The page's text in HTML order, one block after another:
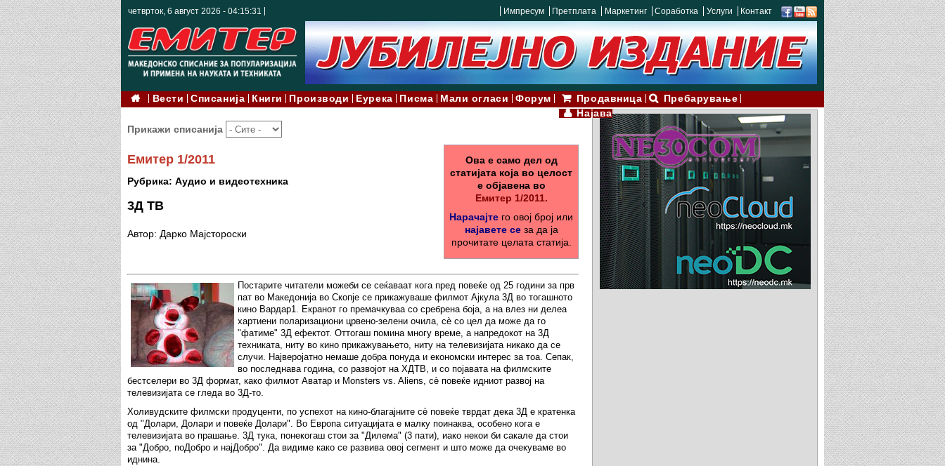
четврток, 6 август 2026 - 04:15:33 Импресум Претплата Маркетинг Соработка Услуги Контакт
Вести Списанија Книги Производи Еурека Писма Мали огласи Форум Продавница
Пребарување
Најава
Прикажи списанија
Емитер 1/2011
Рубрика: Аудио и видеотехника
3Д ТВ
Автор: Дарко Мајстороски
Ова е само дел од
статијата која во целост
е објавена во
Емитер 1/2011.
Нарачајте го овој број или
најавете сеза да ја
прочитате целата статија.
Постарите читатели можеби се сеќаваат кога пред повеќе од 25 години за прв
пат во Македонија во Скопје се прикажуваше филмот Ајкула 3Д во тогашното
кино Вардар1. Екранот го премачкуваа со сребрена боја, а на влез ни делеа
хартиени поларизациони црвено-зелени очила, сè со цел да може да го
"фатиме" 3Д ефектот. Оттогаш помина многу време, а напредокот на 3Д
техниката, ниту во кино прикажувањето, ниту на телевизијата никако да се
случи. Најверојатно немаше добра понуда и економски интерес за тоа. Сепак,
во последнава година, со развојот на ХДТВ, и со појавата на филмските
бестселери во 3Д формат, како филмот Аватар и Monsters vs. Aliens, сè повеќе идниот развој на
телевизијата се гледа во 3Д-то.
Холивудските филмски продуценти, по успехот на кино-благајните сè повеќе тврдат дека 3Д е кратенка
од "Долари, Долари и повеќе Долари". Во Европа ситуацијата е малку поинаква, особено кога е
телевизијата во прашање. 3Д тука, понекогаш стои за "Дилема" (3 пати), иако некои би сакале да стои
за "Добро, поДобро и најДобро". Да видиме како се развива овој сегмент и што може да очекуваме во
иднина.